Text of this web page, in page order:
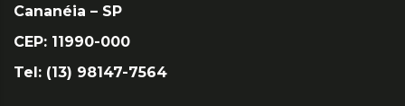
Cananéia – SP
CEP: 11990-000
Tel: (13) 98147-7564